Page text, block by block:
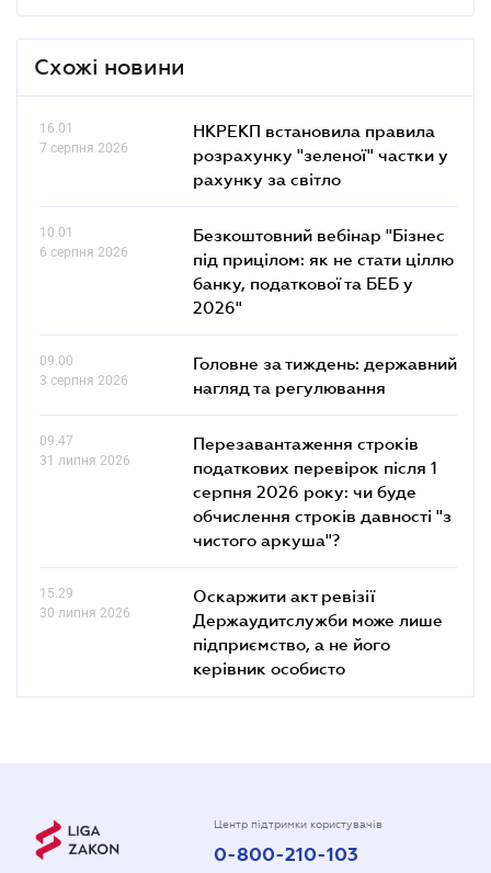
Схожі новини
16.01
7 серпня 2026
НКРЕКП встановила правила
розрахунку "зеленої" частки у
рахунку за світло
10.01
6 серпня 2026
Безкоштовний вебінар "Бізнес
під прицілом: як не стати ціллю
банку, податкової та БЕБ у
2026"
09.00
3 серпня 2026
Головне за тиждень: державний
нагляд та регулювання
09.47
31 липня 2026
Перезавантаження строків
податкових перевірок після 1
серпня 2026 року: чи буде
обчислення строків давності "з
чистого аркуша"?
15.29
30 липня 2026
Оскаржити акт ревізії
Держаудитслужби може лише
підприємство, а не його
керівник особисто
Центр підтримки користувачів
0-800-210-103